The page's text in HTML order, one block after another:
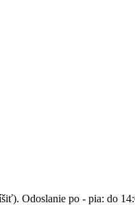
Odoslanie po - pia: do